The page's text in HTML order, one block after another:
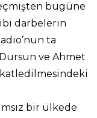
bugüne
darbelerin
ta
ve Ahmet
katledilmesindeki
bir ülkede